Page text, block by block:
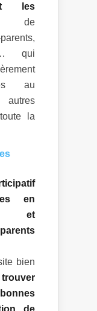
les
qui
au
la
en
et
bien
trouver
de